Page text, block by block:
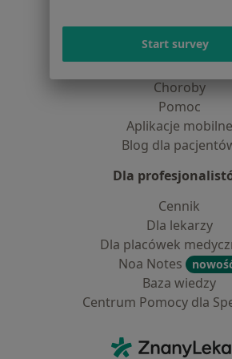
Placówki
Pytania i odpowiedzi
Choroby
Pomoc
Aplikacje mobilne
Blog dla
Dla
Cennik
Dla lekarzy
Dla placówek
Noa Notes
Baza wiedzy
Centrum Pomocy dla
Start survey